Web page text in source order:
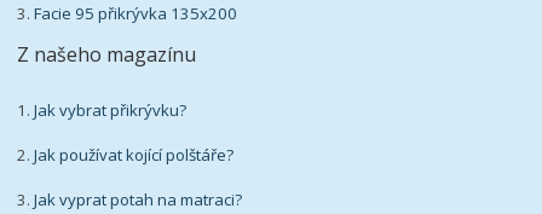
3.Facie 95 přikrývka 135x200
Z našeho magazínu
1.Jak vybrat přikrývku?
2.Jak používat kojící polštáře?
3.Jak vyprat potah na matraci?